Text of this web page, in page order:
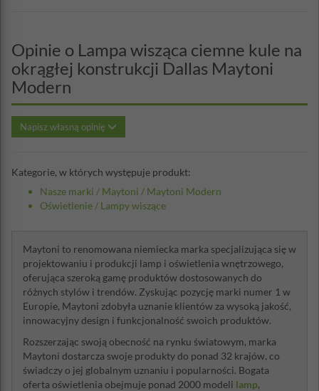
Opinie o Lampa wisząca ciemne kule na
okrągłej konstrukcji Dallas Maytoni
Modern
Napisz własną opinię
Kategorie, w których występuje produkt:
Nasze marki / Maytoni / Maytoni Modern
Oświetlenie / Lampy wiszące
Maytoni to renomowana niemiecka marka specjalizująca się w
projektowaniu i produkcji lamp i oświetlenia wnętrzowego,
oferująca szeroką gamę produktów dostosowanych do
różnych stylów i trendów. Zyskując pozycję marki numer 1 w
Europie, Maytoni zdobyła uznanie klientów za wysoką jakość,
innowacyjny design i funkcjonalność swoich produktów.
Rozszerzając swoją obecność na rynku światowym, marka
Maytoni dostarcza swoje produkty do ponad 32 krajów, co
świadczy o jej globalnym uznaniu i popularności. Bogata
oferta oświetlenia obejmuje ponad 2000 modeli lamp,